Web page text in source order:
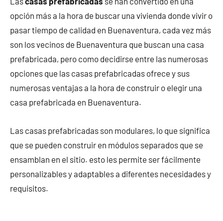
opción más a la hora de buscar una vivienda donde vivir o
pasar tiempo de calidad en Buenaventura, cada vez más
son los vecinos de Buenaventura que buscan una casa
prefabricada, pero como decidirse entre las numerosas
opciones que las casas prefabricadas ofrece y sus
numerosas ventajas a la hora de construir o elegir una
casa prefabricada en Buenaventura.
Las casas prefabricadas son modulares, lo que significa
que se pueden construir en módulos separados que se
ensamblan en el sitio. esto les permite ser fácilmente
personalizables y adaptables a diferentes necesidades y
requisitos.